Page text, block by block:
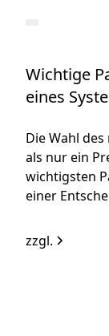
Wichtige
eines
Die Wahl
als nur ein
wichtigsten
einer
zzgl.